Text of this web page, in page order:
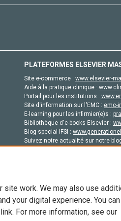
PLATEFORMES ELSEVIER
Site e-commerce : www.elsevier-
Aide à la pratique clinique :
Portail pour les institutions :
Site d'information sur l'EMC : emc-
E-learning pour les infirmier(e)s :
Bibliothèque d'e-books Elsevier :
Blog special IFSI :
Suivez notre actualité sur notre
ses concédants de licence et ses
work. We may also use
your digital experience. You
link. For more information, see our